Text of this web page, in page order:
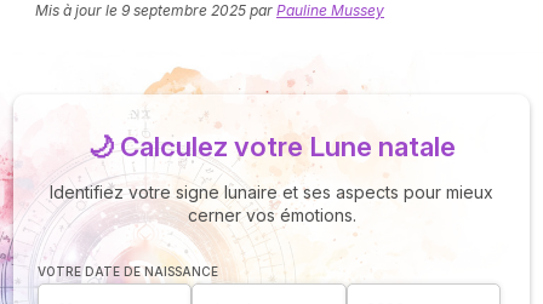
Mis à jour le 9 septembre 2025 par Pauline Mussey
🌙 Calculez votre Lune natale
Identifiez votre signe lunaire et ses aspects pour mieux
cerner vos émotions.
VOTRE DATE DE NAISSANCE